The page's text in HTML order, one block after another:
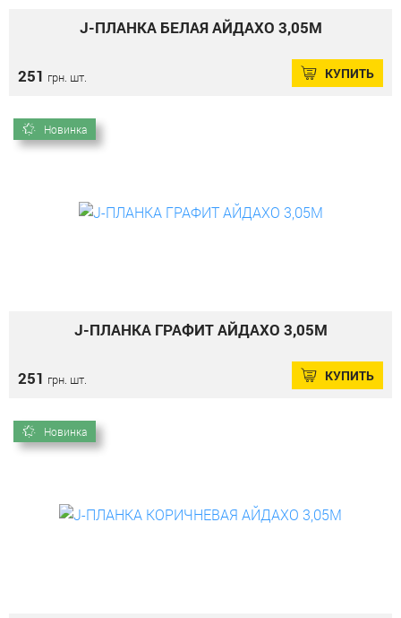
J-ПЛАНКА БЕЛАЯ АЙДАХО 3,05М
251 грн. шт. КУПИТЬ
Новинка
J-ПЛАНКА ГРАФИТ АЙДАХО 3,05М
251 грн. шт. КУПИТЬ
Новинка